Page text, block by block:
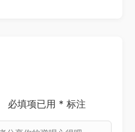
必填项已用 * 标注